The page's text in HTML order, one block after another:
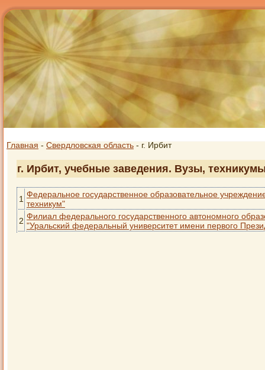
Главная - Свердловская область - г. Ирбит
г. Ирбит, учебные заведения. Вузы,
1 Федеральное государственное образовательное
техникум"
2 Филиал федерального государственного автономного
"Уральский федеральный университет имени первого